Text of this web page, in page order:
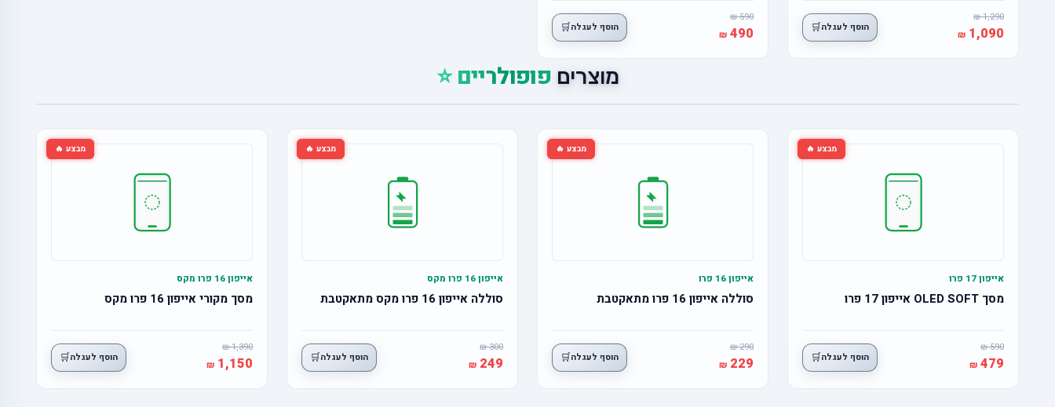
1,290
1,090 הוסף לעגלה🛒
590
490 הוסף לעגלה🛒
מוצרים פופולריים ⭐
מבצע 🔥
אייפון 17 פרו
מסך OLED SOFT אייפון 17 פרו
590
479 הוסף לעגלה🛒
מבצע 🔥
אייפון 16 פרו
סוללה אייפון 16 פרו מתאקטבת
290
229 הוסף לעגלה🛒
מבצע 🔥
אייפון 16 פרו מקס
סוללה אייפון 16 פרו מקס מתאקטבת
300
249 הוסף לעגלה🛒
מבצע 🔥
אייפון 16 פרו מקס
מסך מקורי אייפון 16 פרו מקס
1,390
1,150 הוסף לעגלה🛒